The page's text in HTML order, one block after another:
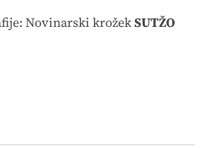
Novinarski krožekSUTŽO